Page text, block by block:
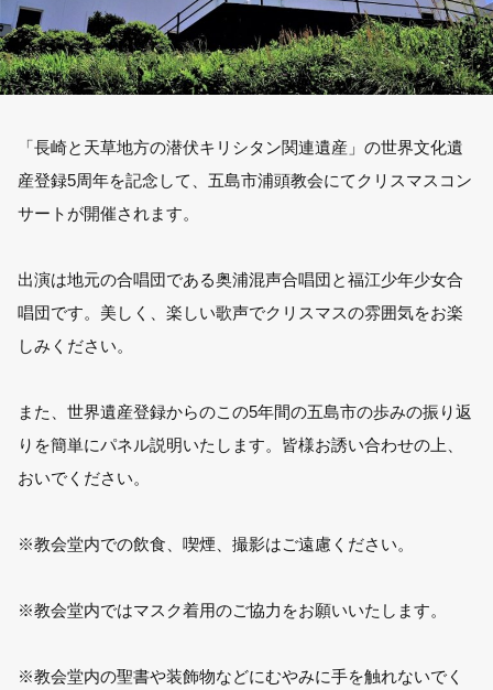
「長崎と天草地方の潜伏キリシタン関連遺産」の世界文化遺
産登録5周年を記念して、五島市浦頭教会にてクリスマスコン
サートが開催されます。
出演は地元の合唱団である奥浦混声合唱団と福江少年少女合
唱団です。美しく、楽しい歌声でクリスマスの雰囲気をお楽
しみください。
また、世界遺産登録からのこの5年間の五島市の歩みの振り返
りを簡単にパネル説明いたします。皆様お誘い合わせの上、
おいでください。
※教会堂内での飲食、喫煙、撮影はご遠慮ください。
※教会堂内ではマスク着用のご協力をお願いいたします。
※教会堂内の聖書や装飾物などにむやみに手を触れないでく